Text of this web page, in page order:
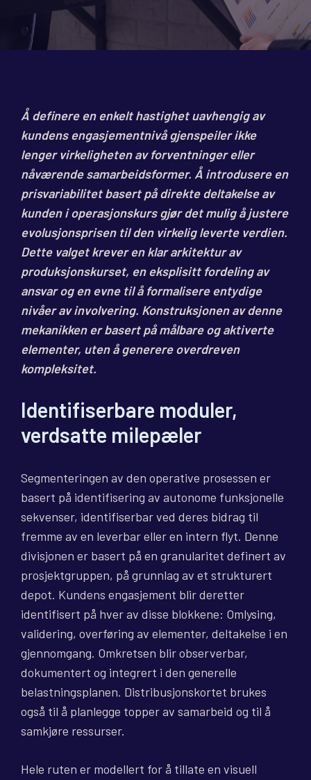
Å definere en enkelt hastighet uavhengig av
kundens engasjementnivå gjenspeiler ikke
lenger virkeligheten av forventninger eller
nåværende samarbeidsformer. Å introdusere en
prisvariabilitet basert på direkte deltakelse av
kunden i operasjonskurs gjør det mulig å justere
evolusjonsprisen til den virkelig leverte verdien.
Dette valget krever en klar arkitektur av
produksjonskurset, en eksplisitt fordeling av
ansvar og en evne til å formalisere entydige
nivåer av involvering. Konstruksjonen av denne
mekanikken er basert på målbare og aktiverte
elementer, uten å generere overdreven
kompleksitet.
Identifiserbare moduler,
verdsatte milepæler
Segmenteringen av den operative prosessen er
basert på identifisering av autonome funksjonelle
sekvenser, identifiserbar ved deres bidrag til
fremme av en leverbar eller en intern flyt. Denne
divisjonen er basert på en granularitet definert av
prosjektgruppen, på grunnlag av et strukturert
depot. Kundens engasjement blir deretter
identifisert på hver av disse blokkene: Omlysing,
validering, overføring av elementer, deltakelse i en
gjennomgang. Omkretsen blir observerbar,
dokumentert og integrert i den generelle
belastningsplanen. Distribusjonskortet brukes
også til å planlegge topper av samarbeid og til å
samkjøre ressurser.
Hele ruten er modellert for å tillate en visuell